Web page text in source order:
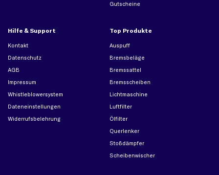
Gutscheine
Hilfe & Support
Kontakt
Datenschutz
AGB
Impressum
Whistleblowersystem
Dateneinstellungen
Widerrufsbelehrung
Top Produkte
Auspuff
Bremsbeläge
Bremssattel
Bremsscheiben
Lichtmaschine
Luftfilter
Ölfilter
Querlenker
Stoßdämpfer
Scheibenwischer